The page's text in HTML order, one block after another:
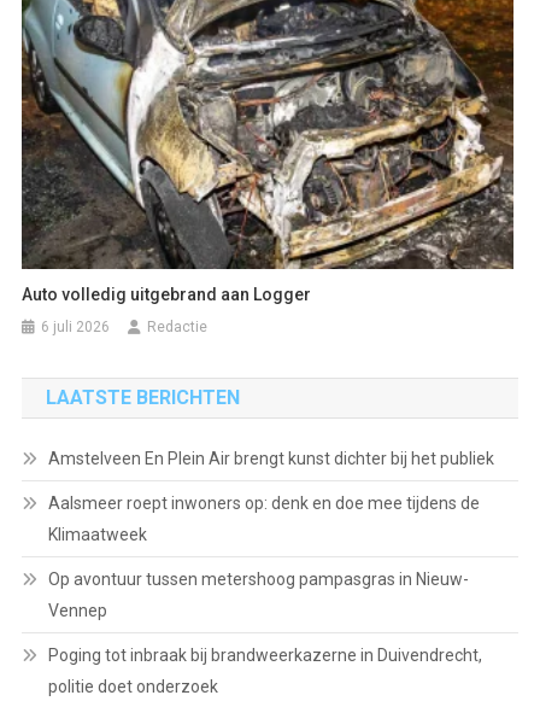
Auto volledig uitgebrand aan Logger
6 juli 2026 Redactie
LAATSTE BERICHTEN
Amstelveen En Plein Air brengt kunst dichter bij het publiek
Aalsmeer roept inwoners op: denk en doe mee tijdens de
Klimaatweek
Op avontuur tussen metershoog pampasgras in Nieuw-
Vennep
Poging tot inbraak bij brandweerkazerne in Duivendrecht,
politie doet onderzoek